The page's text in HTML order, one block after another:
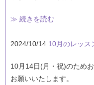
≫ 続きを読む
2024/10/14 10月のレッス
10月14日(月・祝)のため
お願いいたします。